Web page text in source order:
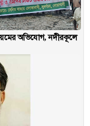
অভিযোগ, নদীরকূলে